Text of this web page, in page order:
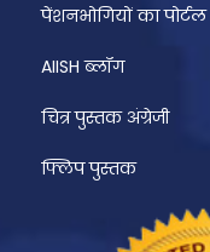
पेंशनभोगियों का पोर्टल
AIISH ब्लॉग
चित्र पुस्तक अंग्रेजी
फ्लिप पुस्तक